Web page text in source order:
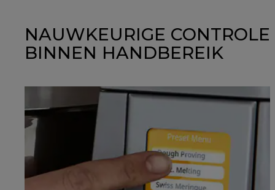
NAUWKEURIGE CONTROLE
BINNEN HANDBEREIK